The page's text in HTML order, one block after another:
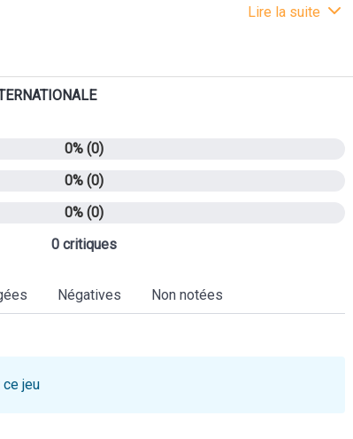
aux nausées, alors que d'autres sont tout le
Lire la suite
0% (0)
0% (0)
0% (0)
0 critiques
Négatives Non notées
ce jeu